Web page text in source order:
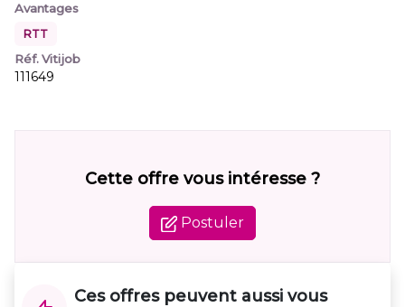
Avantages
RTT
Réf. Vitijob
111649
Cette offre vous intéresse ?
Postuler
Ces offres peuvent aussi vous